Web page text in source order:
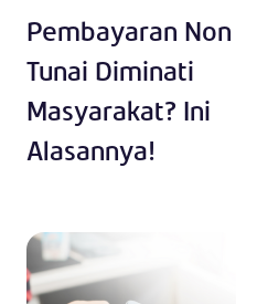
Pembayaran Non
Tunai Diminati
Masyarakat? Ini
Alasannya!